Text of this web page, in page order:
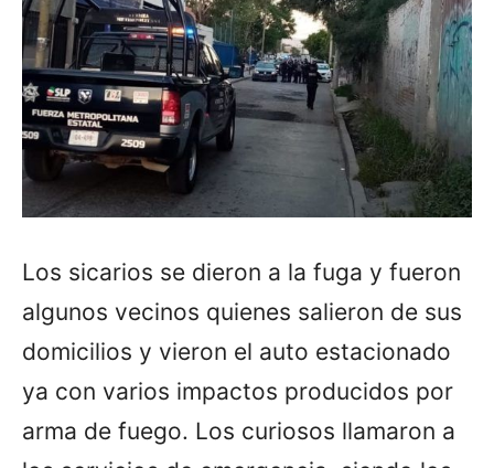
Los sicarios se dieron a la fuga y fueron
algunos vecinos quienes salieron de sus
domicilios y vieron el auto estacionado
ya con varios impactos producidos por
arma de fuego. Los curiosos llamaron a